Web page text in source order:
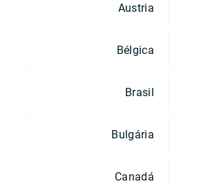
Austria
Bélgica
Brasil
Bulgária
Canadá